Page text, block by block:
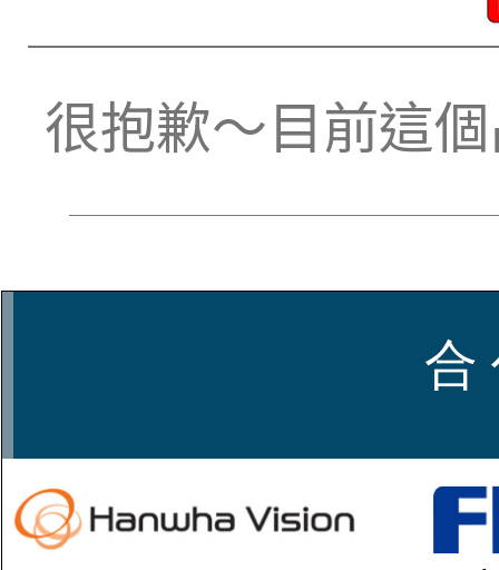
很抱歉～目前這
合